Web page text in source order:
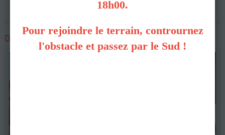
DERNIÈRES PHOTOS
18h00.
Pour rejoindre le terrain, contrournez
l'obstacle et passez par le Sud !